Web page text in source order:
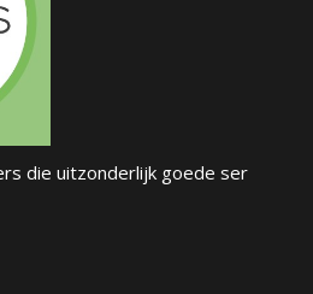
die uitzonderlijk goede ser